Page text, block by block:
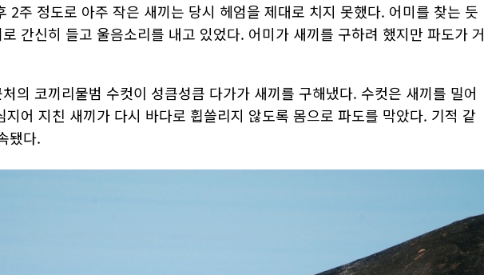
2주 정도로 아주 작은 새끼는 당시 헤엄을 제대로 치지 못했다. 어미를 찾는 듯
간신히 들고 울음소리를 내고 있었다. 어미가 새끼를 구하려 했지만 파도가 거
의 코끼리물범 수컷이 성큼성큼 다가가 새끼를 구해냈다. 수컷은 새끼를 밀어
지어 지친 새끼가 다시 바다로 휩쓸리지 않도록 몸으로 파도를 막았다. 기적 같
됐다.